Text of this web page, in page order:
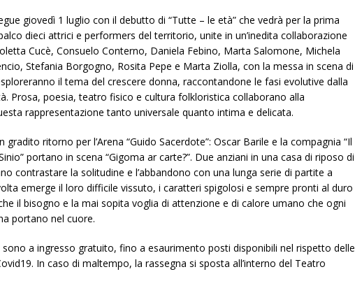
giovedì 1 luglio con il debutto di “Tutte – le età” che vedrà per la prima
dieci attrici e performers del territorio, unite in un’inedita collaborazione
Cucè, Consuelo Conterno, Daniela Febino, Marta Salomone, Michela
Stefania Borgogno, Rosita Pepe e Marta Ziolla, con la messa in scena di
il tema del crescere donna, raccontandone le fasi evolutive dalla
Prosa, poesia, teatro fisico e cultura folkloristica collaborano alla
rappresentazione tanto universale quanto intima e delicata.
gradito ritorno per l’Arena “Guido Sacerdote”: Oscar Barile e la compagnia “Il
portano in scena “Gigoma ar carte?”. Due anziani in una casa di riposo di
contrastare la solitudine e l’abbandono con una lunga serie di partite a
emerge il loro difficile vissuto, i caratteri spigolosi e sempre pronti al duro
il bisogno e la mai sopita voglia di attenzione e di calore umano che ogni
portano nel cuore.
a ingresso gratuito, fino a esaurimento posti disponibili nel rispetto delle
In caso di maltempo, la rassegna si sposta all’interno del Teatro